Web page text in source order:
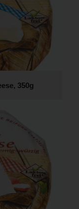
350g